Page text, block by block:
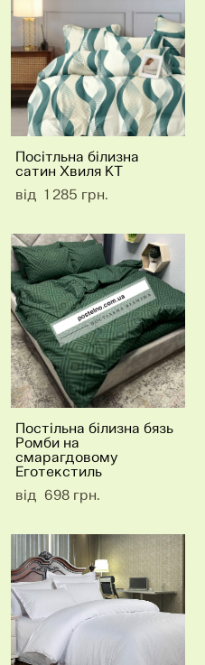
Посітльна білизна
сатин Хвиля КТ
від 1 285 грн.
Постільна білизна бязь
Ромби на
смарагдовому
Еготекстиль
від 698 грн.